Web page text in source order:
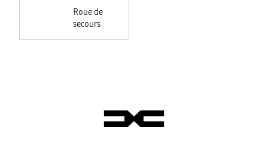
Roue de
secours